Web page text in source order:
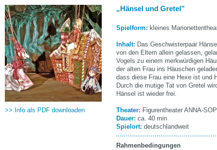
>> Info als PDF downloaden
Hänsel und Gretel
Spielform: kleines
Inhalt: Das Geschwisterpaar
von den Eltern allein gelassen,
Vogels zu einem merkwürdigen
der alten Frau ins Häuschen
dass diese Frau eine Hexe ist und
Durch die mutige Tat von Gretel
Hänsel ist wieder frei.
Theater: Figurentheater ANNA-
Dauer: ca. 40 min
Spielort: deutschlandweit
Rahmenbedingungen